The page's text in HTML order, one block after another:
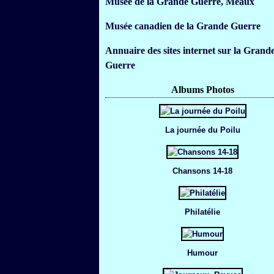
Musée canadien de la Grande Guerre
Annuaire des sites internet sur la
Guerre
Albums Photos
La journée du Poilu
Chansons 14-18
Philatélie
Humour